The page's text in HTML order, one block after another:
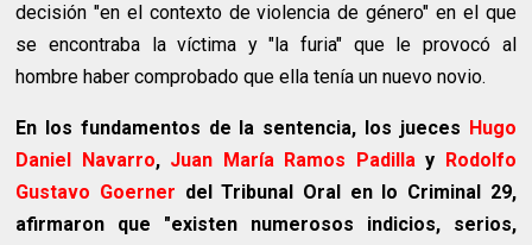
decisión "en el contexto de violencia de género" en el que
se encontraba la víctima y "la furia" que le provocó al
hombre haber comprobado que ella tenía un nuevo novio.
En los fundamentos de la sentencia, los jueces Hugo
Daniel Navarro, Juan María Ramos Padillay
Rodolfo
Gustavo Goerner del Tribunal Oral en lo Criminal 29,
afirmaron que "existen numerosos indicios, serios,